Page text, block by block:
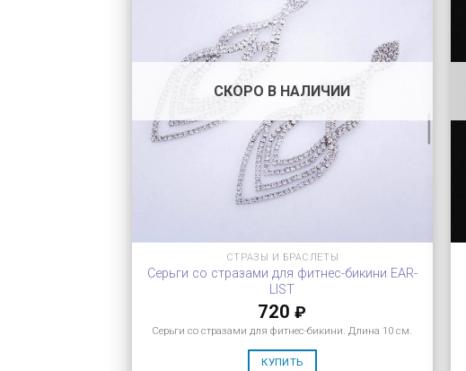
СКОРО В НАЛИЧИИ
СТРАЗЫ И БРАСЛЕТЫ
Серьги со стразами для фитнес-бикини EAR-
LIST
720₽
Серьги со стразами для фитнес-бикини. Длина 10 см.
КУПИТЬ